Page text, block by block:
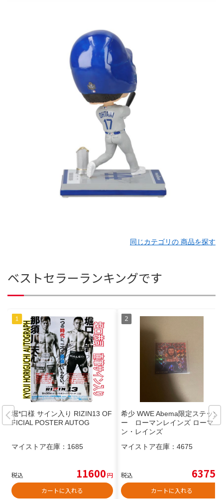
同じカテゴリの 商品を探す
ベストセラーランキングです
堀*口様 サイン入り RIZIN13 OF
FICIAL POSTER AUTOG
マイストア在庫： 1685
税込 11600円
カートに入れる
希少 WWE Abema限定ステッカ
ー ローマンレインズ ローマ
ン・レインズ
マイストア在庫： 4675
税込 6375
カートに入れる